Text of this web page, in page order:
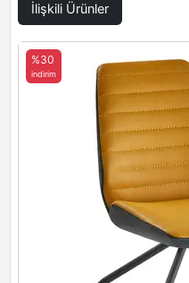
İlişkili Ürünler
%30
indirim